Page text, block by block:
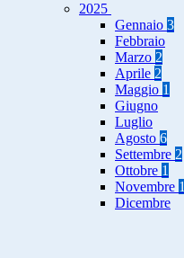
2025
Gennaio 3
Febbraio
Marzo 2
Aprile 2
Maggio 1
Giugno
Luglio
Agosto 6
Settembre 2
Ottobre 1
Novembre 1
Dicembre